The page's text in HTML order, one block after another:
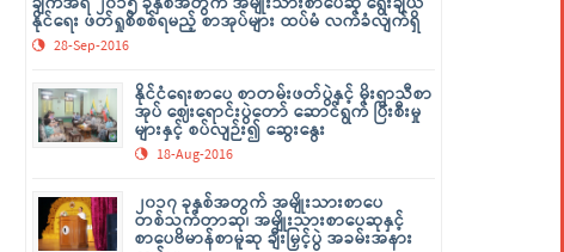
နိုင်ရေး ဖတ်ရှုစိစစ်ရမည့် စာအုပ်များ ထပ်မံ လက်ခံလျက်ရှိ
28-Sep-2016
နိုင်ငံရေးစာပေ စာတမ်းဖတ်ပွဲနှင့် မိုးရာသီစာ
အုပ် ဈေးရောင်းပွဲတော် ဆောင်ရွက် ပြီးစီးမှု
များနှင့် စပ်လျဉ်း၍ ဆွေးနွေး
18-Aug-2016
၂၀၁၇ ခုနှစ်အတွက် အမျိုးသားစာပေ
တစ်သက်တာဆု၊ အမျိုးသားစာပေဆုနှင့်
စာပေဗိမာန်စာမူဆု ချီးမြှင့်ပွဲ အခမ်းအနား